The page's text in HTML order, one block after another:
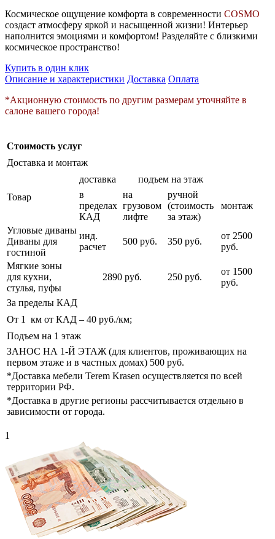
Космическое ощущение комфорта в современности COSMO
создаст атмосферу яркой и насыщенной жизни! Интерьер
наполнится эмоциями и комфортом! Разделяйте с близкими
космическое пространство!
Купить в один клик
Описание и характеристики Доставка Оплата
*Акционную стоимость по другим размерам уточняйте в
салоне вашего города!
Стоимость услуг
Доставка и монтаж
Товар
доставка
подъем на этаж
в
пределах
КАД
на
грузовом
лифте
ручной
(стоимость
за этаж)
монтаж
Угловые диваны
Диваны для
гостиной
инд.
расчет
500 руб. 350 руб.
от 2500
руб.
Мягкие зоны
для кухни,
стулья, пуфы
2890 руб. 250 руб.
от 1500
руб.
За пределы КАД
От 1 км от КАД – 40 руб./км;
Подъем на 1 этаж
ЗАНОС НА 1-Й ЭТАЖ (для клиентов, проживающих на
первом этаже и в частных домах) 500 руб.
*Доставка мебели Terem Krasen осуществляется по всей
территории РФ.
*Доставка в другие регионы рассчитывается отдельно в
зависимости от города.
1